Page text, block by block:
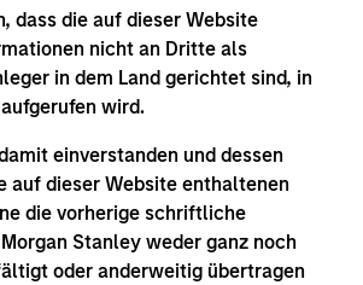
dass die auf dieser Website
nicht an Dritte als
in dem Land gerichtet sind, in
wird.
einverstanden und dessen
auf dieser Website enthaltenen
die vorherige schriftliche
Stanley weder ganz noch
oder anderweitig übertragen
View Site
India Infrastructure Partners